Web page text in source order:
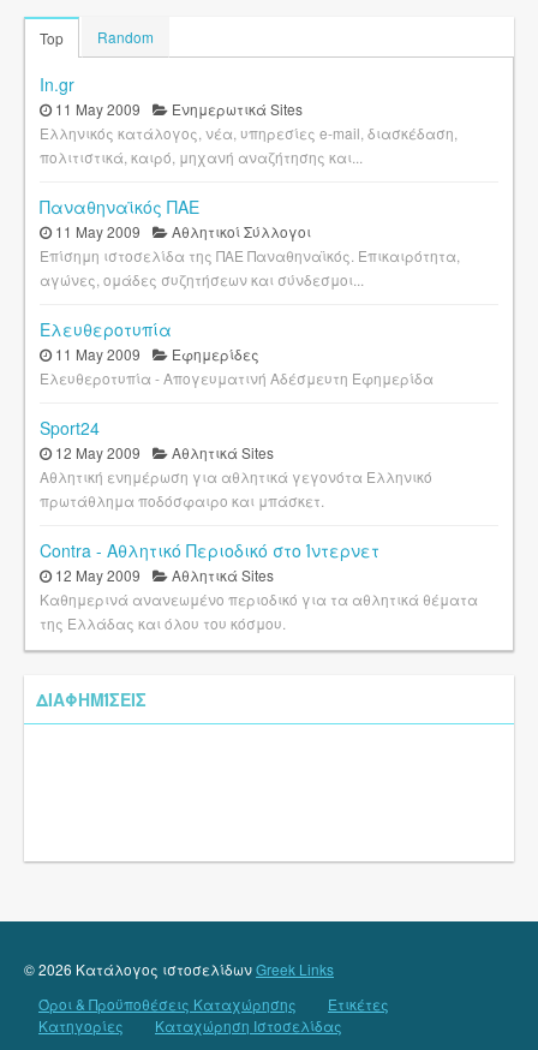
Top Random
In.gr
11 May 2009
Ενημερωτικά Sites
Ελληνικός κατάλογος, νέα, υπηρεσίες e-mail, διασκέδαση,
πολιτιστικά, καιρό, μηχανή αναζήτησης και...
Παναθηναϊκός ΠΑΕ
11 May 2009
Αθλητικοί Σύλλογοι
Επίσημη ιστοσελίδα της ΠΑΕ Παναθηναϊκός. Επικαιρότητα,
αγώνες, ομάδες συζητήσεων και σύνδεσμοι...
Ελευθεροτυπία
11 May 2009
Εφημερίδες
Ελευθεροτυπία - Απογευματινή Αδέσμευτη Εφημερίδα
Sport24
12 May 2009
Αθλητικά Sites
Αθλητική ενημέρωση για αθλητικά γεγονότα Ελληνικό
πρωτάθλημα ποδόσφαιρο και μπάσκετ.
Contra - Αθλητικό Περιοδικό στο Ίντερνετ
12 May 2009
Αθλητικά Sites
Καθημερινά ανανεωμένο περιοδικό για τα αθλητικά θέματα
της Ελλάδας και όλου του κόσμου.
ΔΙΑΦΗΜΊΣΕΙΣ
© 2026 Κατάλογος ιστοσελίδωνGreek Links
Όροι & Προϋποθέσεις Καταχώρησης
Ετικέτες
Κατηγορίες
Καταχώρηση Ιστοσελίδας